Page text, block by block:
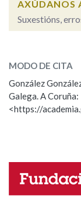
AXÚDANOS
Suxestións,
ESCOLLE
Propoño
Nome
MODO DE CITA
González
Galega. A
<https://